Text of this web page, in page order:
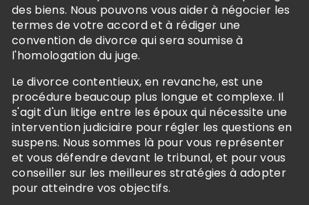
des biens. Nous pouvons vous aider à négocier les
termes de votre accord et à rédiger une
convention de divorce qui sera soumise à
l'homologation du juge.
Le divorce contentieux, en revanche, est une
procédure beaucoup plus longue et complexe. Il
s'agit d'un litige entre les époux qui nécessite une
intervention judiciaire pour régler les questions en
suspens. Nous sommes là pour vous représenter
et vous défendre devant le tribunal, et pour vous
conseiller sur les meilleures stratégies à adopter
pour atteindre vos objectifs.